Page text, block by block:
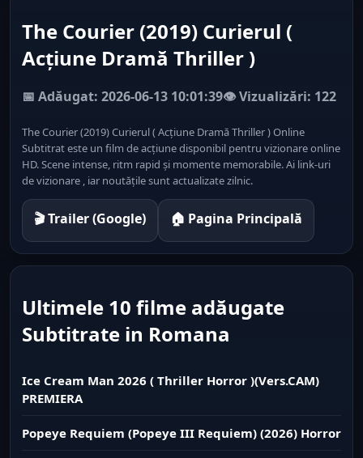
The Courier (2019) Curierul (
Acţiune Dramă Thriller )
📅 Adăugat: 2026-06-13 10:01:39👁️ Vizualizări: 122
The Courier (2019) Curierul ( Acţiune Dramă Thriller ) Online
Subtitrat este un film de acțiune disponibil pentru vizionare online
HD. Scene intense, ritm rapid și momente memorabile. Ai link-uri
de vizionare , iar noutățile sunt actualizate zilnic.
🎬 Trailer (Google) 🏠 Pagina Principală
Ultimele 10 filme adăugate
Subtitrate in Romana
Ice Cream Man 2026 ( Thriller Horror )(Vers.CAM)
PREMIERA
Popeye Requiem (Popeye III Requiem) (2026) Horror